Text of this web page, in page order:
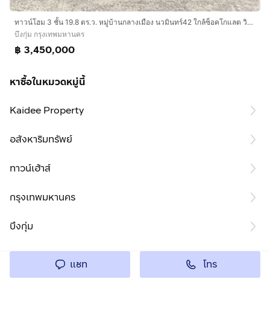
ทาวน์โฮม 3 ชั้น 19.8 ตร.ว. หมู่บ้านกลางเมือง นวมินทร์42 ใกล้ซ็อคโกแลต วิลล์ ซอยนวมินทร์42 ถนนนวมินทร์ ถนนประเสร็ฐมนูกิจ เขตบึงกุ่ม กรุงเทพ
บึงกุ่ม กรุงเทพมหานคร
฿ 3,450,000
หาซื้อในหมวดหมู่นี้
Kaidee Property
อสังหาริมทรัพย์
ทาวน์เฮ้าส์
กรุงเทพมหานคร
บึงกุ่ม
แชท โทร